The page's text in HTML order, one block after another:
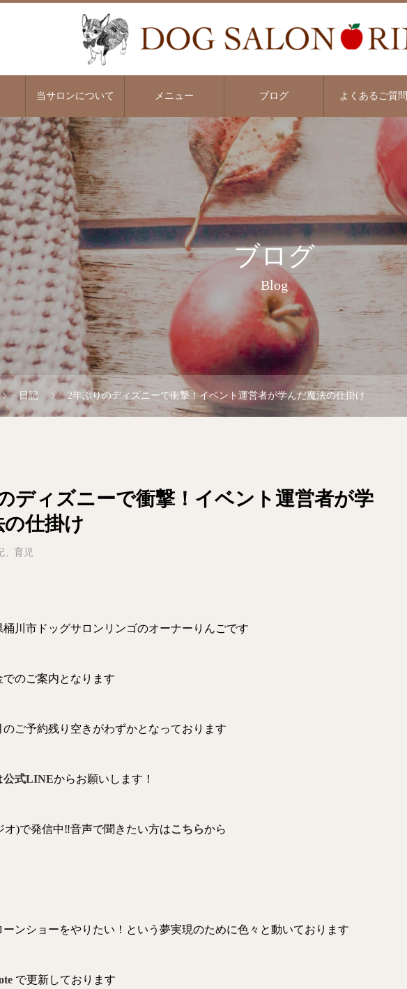
当サロンについて メニュー ブログ よくあるご質問
ブログ
Blog
日記 2年ぶりのディズニーで衝撃！イベント運営者が学んだ魔法の仕掛け
ディズニーで衝撃！イベント運営者が学
仕掛け
育児
桶川市ドッグサロンリンゴのオーナーりんごです
でのご案内となります
のご予約残り空きがわずかとなっております
公式LINEからお願いします！
)で発信中‼音声で聞きたい方はこちらから
ンショーをやりたい！という夢実現のために色々と動いております
で更新しております